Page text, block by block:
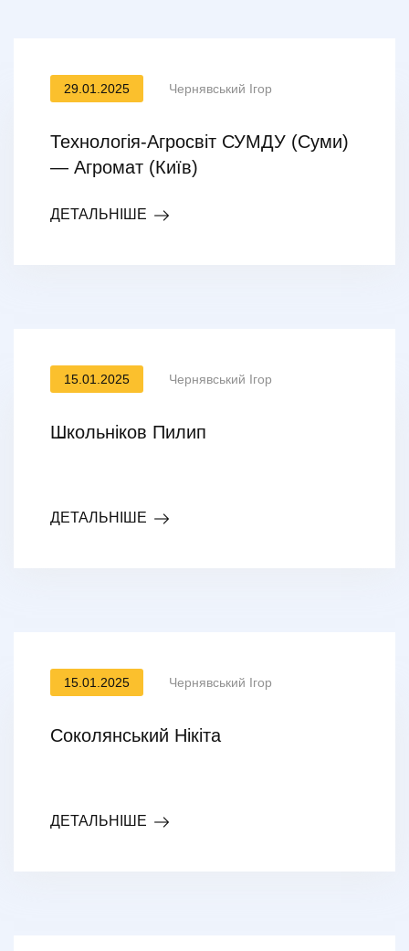
29.01.2025 Чернявський Ігор
Технологія-Агросвіт СУМДУ (Суми)
— Агромат (Київ)
ДЕТАЛЬНІШЕ
15.01.2025 Чернявський Ігор
Школьніков Пилип
ДЕТАЛЬНІШЕ
15.01.2025 Чернявський Ігор
Соколянський Нікіта
ДЕТАЛЬНІШЕ